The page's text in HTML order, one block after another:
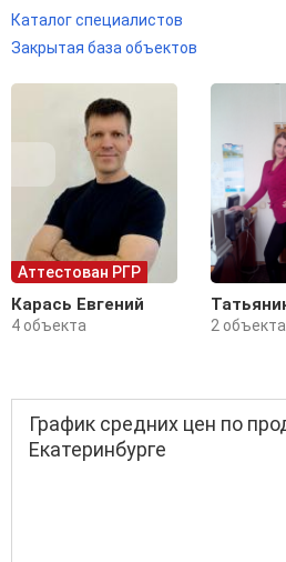
Каталог специалистов
Закрытая база объектов
Аттестован РГР
Карась Евгений
4 объекта 2 объекта
График средних цен по
Екатеринбурге